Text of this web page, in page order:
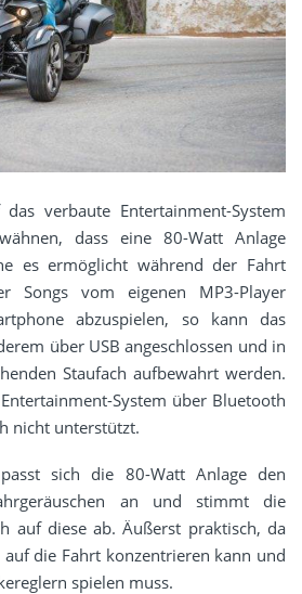
verbaute Entertainment-System
dass eine 80-Watt Anlage
es ermöglicht während der Fahrt
Songs vom eigenen MP3-Player
abzuspielen, so kann das
über USB angeschlossen und in
Staufach aufbewahrt werden.
System über Bluetooth
nicht unterstützt.
sich die 80-Watt Anlage den
an und stimmt die
auf diese ab. Äußerst praktisch, da
die Fahrt konzentrieren kann und
spielen muss.